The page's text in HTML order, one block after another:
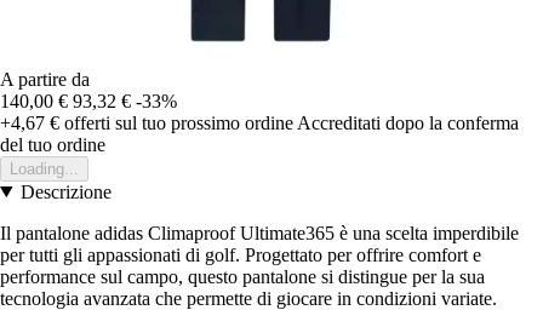
A partire da
140,00 € 93,32 € -33%
+4,67 € offerti sul tuo prossimo ordine Accreditati dopo la conferma
del tuo ordine
Loading...
Descrizione
Il pantalone adidas Climaproof Ultimate365 è una scelta imperdibile
per tutti gli appassionati di golf. Progettato per offrire comfort e
performance sul campo, questo pantalone si distingue per la sua
tecnologia avanzata che permette di giocare in condizioni variate.